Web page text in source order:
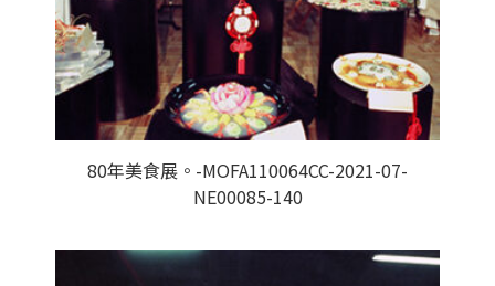
80年美食展。-MOFA110064CC-2021-07-
NE00085-140